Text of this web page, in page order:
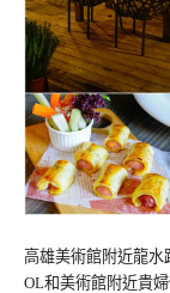
高雄美術館附近龍水
OL和美術館附近貴婦